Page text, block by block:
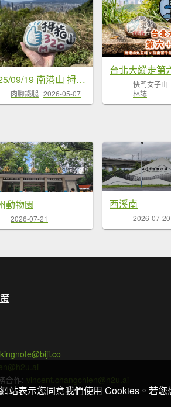
2025/09/19 南港山 拇指山 四獸山連走
肉腳鐵腿 2026-05-07
台北大縱走第
快門女子山
林誌
動物園
2026-07-21
西溪南
2026-07-20
合作: vincent.changchien@h2u.ai
站表示您同意我們使用 Cookies。若